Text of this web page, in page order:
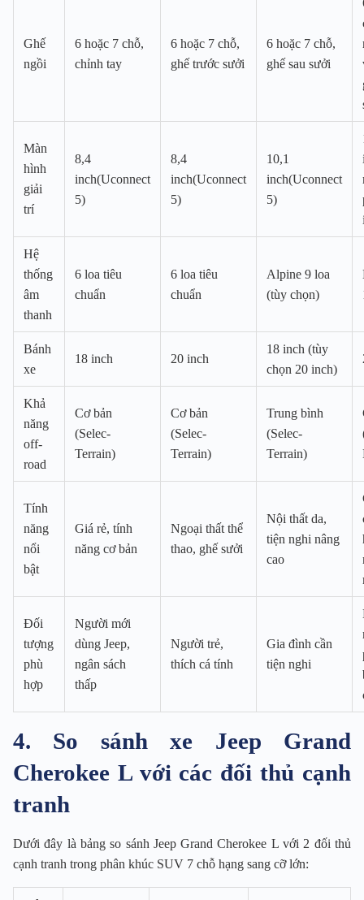
Ghế
ngồi
6 hoặc 7 chỗ,
chỉnh tay
6 hoặc 7 chỗ,
ghế trước sưởi
6 hoặc 7 chỗ,
ghế sau sưởi
Màn
hình
giải
trí
8,4
inch(Uconnect
5)
8,4
inch(Uconnect
5)
10,1
inch(Uconnect
5)
Hệ
thống
âm
thanh
6 loa tiêu
chuẩn
6 loa tiêu
chuẩn
Alpine 9 loa
(tùy chọn)
Bánh
xe
18 inch 20 inch
18 inch (tùy
chọn 20 inch)
Khả
năng
off-
road
Cơ bản
(Selec-
Terrain)
Cơ bản
(Selec-
Terrain)
Trung bình
(Selec-
Terrain)
Tính
năng
nổi
bật
Giá rẻ, tính
năng cơ bản
Ngoại thất thể
thao, ghế sưởi
Nội thất da,
tiện nghi nâng
cao
Đối
tượng
phù
hợp
Người mới
dùng Jeep,
ngân sách
thấp
Người trẻ,
thích cá tính
Gia đình cần
tiện nghi
4. So sánh xe Jeep Grand
Cherokee L với các đối thủ cạnh
tranh
Dưới đây là bảng so sánh Jeep Grand Cherokee L với 2 đối thủ
cạnh tranh trong phân khúc SUV 7 chỗ hạng sang cỡ lớn: